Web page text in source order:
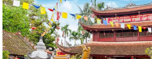
Phường Trần Hưng Đạo triển khai lấy mẫu
danh tại Nghĩa trang Liệt Lê Lợi...
Đ/c Nguyễn Minh Thắng Bí thư Đảng ủy- Chủ
Hưng Đạo thăm, tặng quà gia đình...